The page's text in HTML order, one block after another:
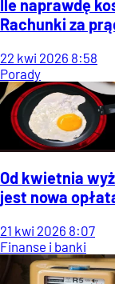
Ile naprawdę
Rachunki za
22 kwi 2026 8:58
Porady
Od kwietnia
jest nowa
21 kwi 2026 8:07
Finanse i banki